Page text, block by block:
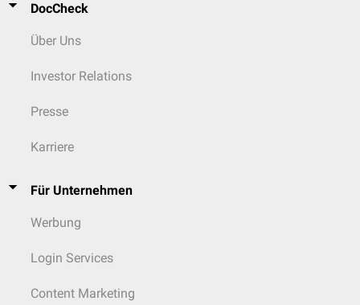
DocCheck
Über Uns
Investor Relations
Presse
Karriere
Für Unternehmen
Werbung
Login Services
Content Marketing